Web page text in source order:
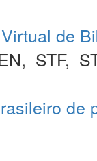
de
, STF,
de